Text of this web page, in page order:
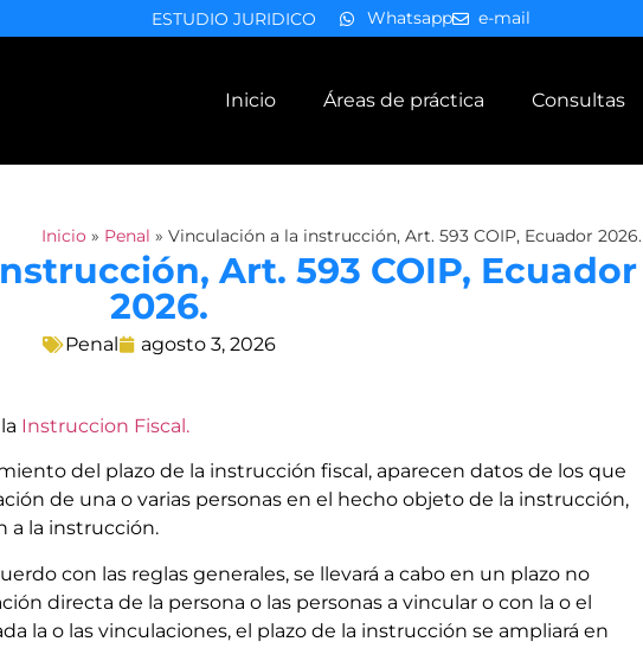
ESTUDIO JURIDICO Whatsapp e-mail
Inicio Áreas de práctica Consultas
Inicio » Penal » Vinculación a la instrucción, Art. 593 COIP, Ecuador 2026.
Art. 593 COIP, Ecuador
2026.
Penal agosto 3, 2026
Instruccion Fiscal.
del plazo de la instrucción fiscal, aparecen datos de los que
de una o varias personas en el hecho objeto de la instrucción,
a la instrucción.
con las reglas generales, se llevará a cabo en un plazo no
directa de la persona o las personas a vincular o con la o el
la o las vinculaciones, el plazo de la instrucción se ampliará en